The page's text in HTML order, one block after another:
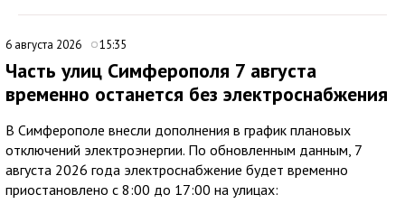
6 августа 2026 15:35
Часть улиц Симферополя 7 августа
временно останется без электроснабжения
В Симферополе внесли дополнения в график плановых
отключений электроэнергии. По обновленным данным, 7
августа 2026 года электроснабжение будет временно
приостановлено с 8:00 до 17:00 на улицах: